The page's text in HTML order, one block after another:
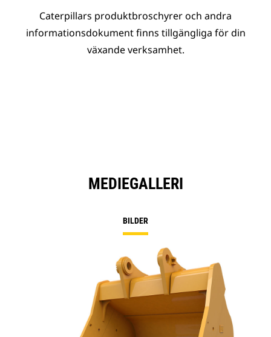
Caterpillars produktbroschyrer och andra
informationsdokument finns tillgängliga för din
växande verksamhet.
MEDIEGALLERI
BILDER